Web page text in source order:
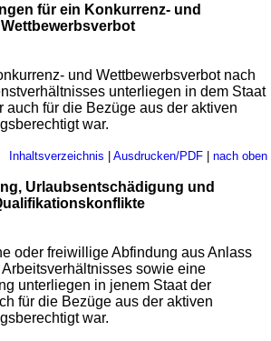
für ein Konkurrenz- und
Wettbewerbsverbot
und Wettbewerbsverbot nach
unterliegen in dem Staat
auch für die Bezüge aus der aktiven
war.
Inhaltsverzeichnis | Ausdrucken/PDF| nach oben
Urlaubsentschädigung und
oder freiwillige Abfindung aus Anlass
sowie eine
unterliegen in jenem Staat der
für die Bezüge aus der aktiven
war.